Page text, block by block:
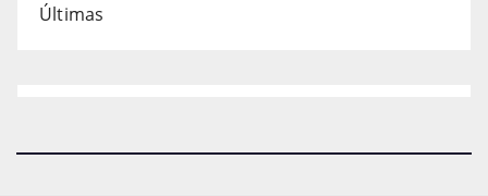
Últimas